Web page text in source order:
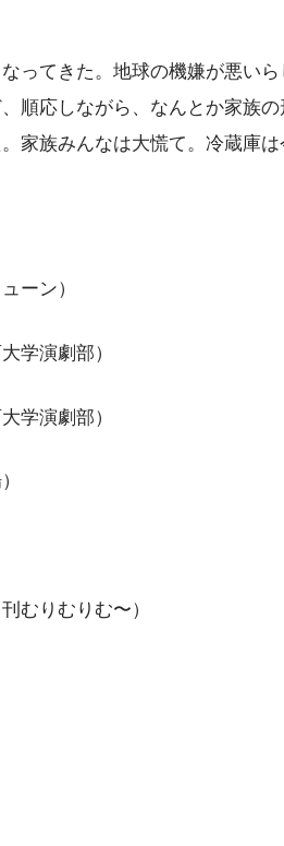
ってきた。地球の機嫌が悪い
順応しながら、なんとか家族
家族みんなは大慌て。冷蔵庫は
ーン）
学演劇部）
学演劇部）
むりむりむ〜）